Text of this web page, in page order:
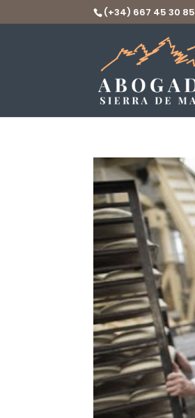
(+34) 667 45 30 85